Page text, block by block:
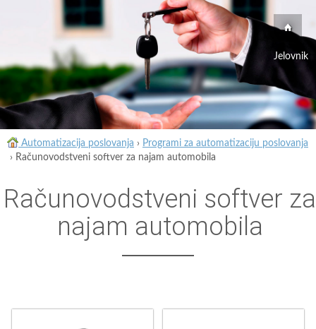
Jelovnik
Automatizacija poslovanja › Programi za automatizaciju poslovanja
› Računovodstveni softver za najam automobila
Računovodstveni softver za
najam automobila